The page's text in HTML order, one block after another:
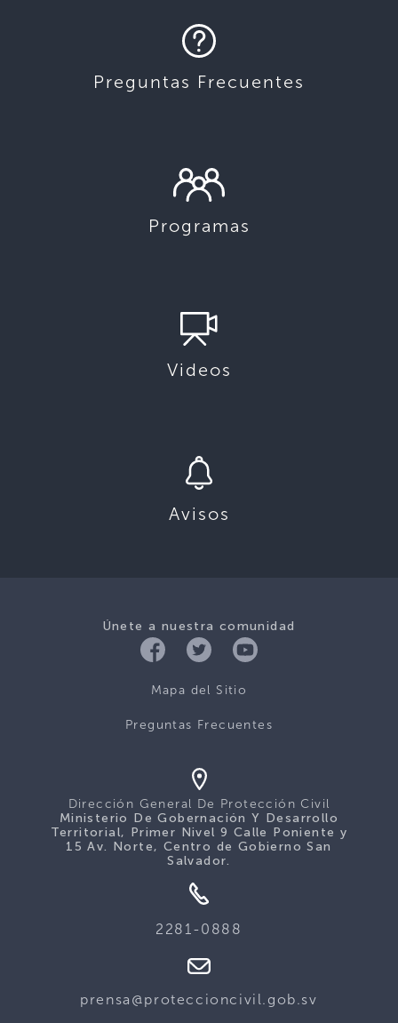
Preguntas Frecuentes
Programas
Videos
Avisos
Únete a nuestra comunidad
Mapa del Sitio
Preguntas Frecuentes
Dirección General De Protección Civil
Ministerio De Gobernación Y Desarrollo
Territorial, Primer Nivel 9 Calle Poniente y
15 Av. Norte, Centro de Gobierno San
Salvador.
2281-0888
prensa@proteccioncivil.gob.sv